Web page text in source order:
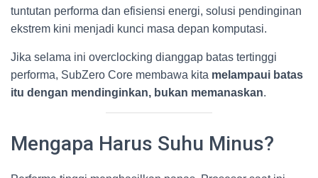
tuntutan performa dan efisiensi energi, solusi pendinginan
ekstrem kini menjadi kunci masa depan komputasi.
Jika selama ini overclocking dianggap batas tertinggi
performa, SubZero Core membawa kita melampaui batas
itu dengan mendinginkan, bukan memanaskan.
Mengapa Harus Suhu Minus?